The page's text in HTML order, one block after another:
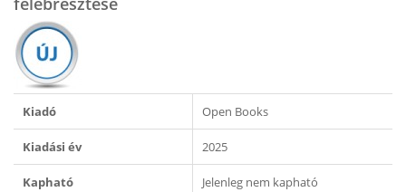
Kiadó Open Books
Kiadási év 2025
Kapható Jelenleg nem kapható